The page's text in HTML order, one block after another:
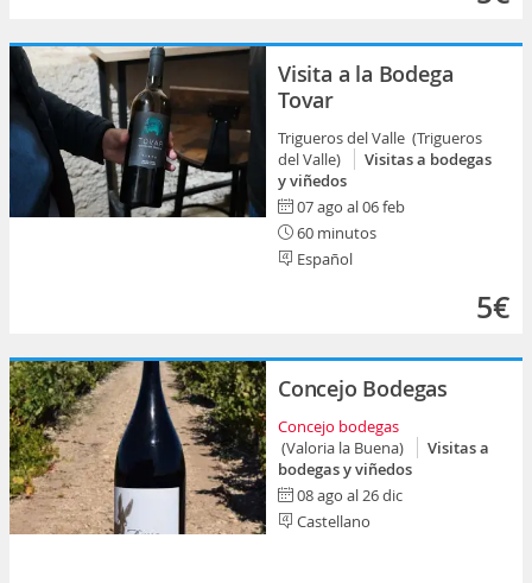
Visita a la Bodega
Tovar
Trigueros del Valle (Trigueros
del Valle)
Visitas a bodegas
y viñedos
07 ago al 06 feb
60 minutos
Español
5€
Concejo Bodegas
Concejo bodegas
(Valoria la Buena)
Visitas a
bodegas y viñedos
08 ago al 26 dic
Castellano